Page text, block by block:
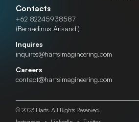
Contacts
+62 82245938587
(Bernadinus Arisandi)
Inquires
inquires@hartsimagineering.com
Careers
contact@hartsimagineering.com
© 2023 Harts. All Rights Reserved.